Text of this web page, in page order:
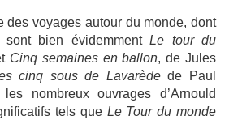
des voyages autour du monde, dont
sont bien évidemment Le tour du
Cinq semaines en ballon, de Jules
cinq sous de Lavarèdede Paul
nombreux ouvrages d’Arnould
tels que Le Tour du monde